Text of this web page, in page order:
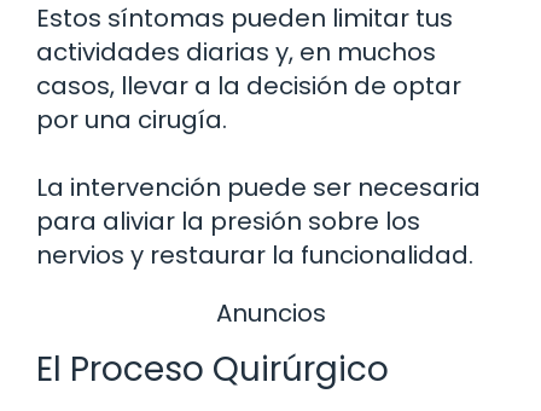
Estos síntomas pueden limitar tus
actividades diarias y, en muchos
casos, llevar a la decisión de optar
por una cirugía.
La intervención puede ser necesaria
para aliviar la presión sobre los
nervios y restaurar la funcionalidad.
Anuncios
El Proceso Quirúrgico